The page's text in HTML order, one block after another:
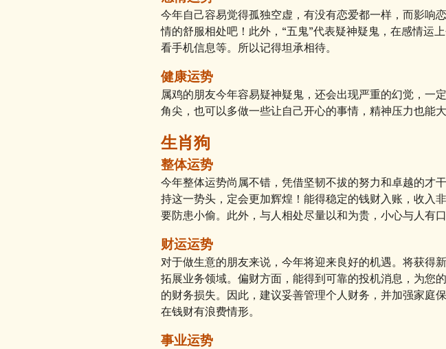
今年自己容易觉得孤独空虚，有没有恋爱都一样，而影响
情的舒服相处吧！此外，“五鬼”代表疑神疑鬼，在感情运
看手机信息等。所以记得坦承相待。
健康运势
属鸡的朋友今年容易疑神疑鬼，还会出现严重的幻觉，一
角尖，也可以多做一些让自己开心的事情，精神压力也能
生肖狗
整体运势
今年整体运势尚属不错，凭借坚韧不拔的努力和卓越的才
持这一势头，定会更加辉煌！能得稳定的钱财入账，收入
要防患小偷。此外，与人相处尽量以和为贵，小心与人有
财运运势
对于做生意的朋友来说，今年将迎来良好的机遇。将获得
拓展业务领域。偏财方面，能得到可靠的投机消息，为您
的财务损失。因此，建议妥善管理个人财务，并加强家庭
在钱财有浪费情形。
事业运势